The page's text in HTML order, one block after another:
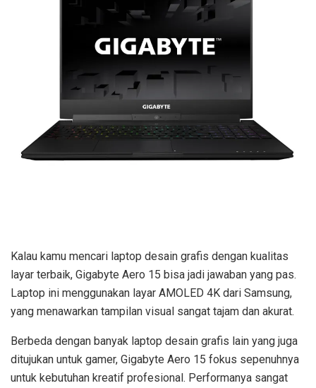
Kalau kamu mencari laptop desain grafis dengan kualitas
layar terbaik, Gigabyte Aero 15 bisa jadi jawaban yang pas.
Laptop ini menggunakan layar AMOLED 4K dari Samsung,
yang menawarkan tampilan visual sangat tajam dan akurat.
Berbeda dengan banyak laptop desain grafis lain yang juga
ditujukan untuk gamer, Gigabyte Aero 15 fokus sepenuhnya
untuk kebutuhan kreatif profesional. Performanya sangat